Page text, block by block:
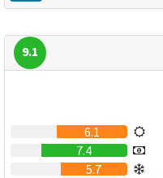
9.1
6.1
7.4
5.7